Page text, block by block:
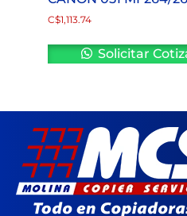
C$1,113.74
Solicitar